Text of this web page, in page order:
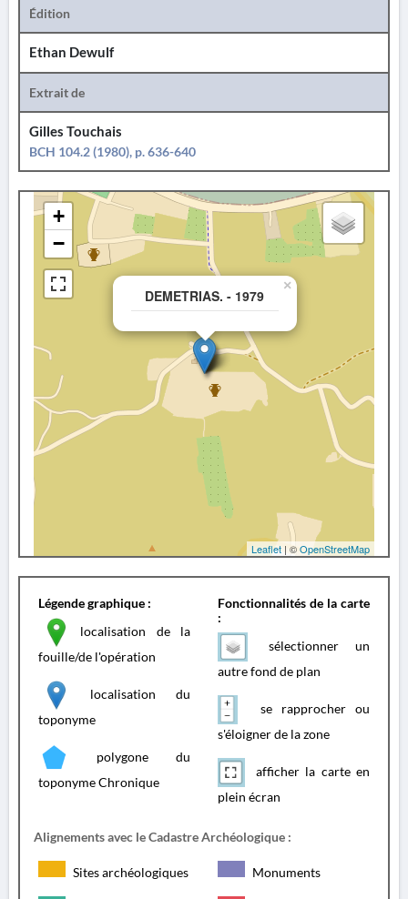
Édition
Ethan Dewulf
Extrait de
Gilles Touchais
BCH 104.2 (1980), p. 636-640
DEMETRIAS. - 1979
×
+
−
Leaflet | ©OpenStreetMap
Légende graphique :
localisation de la
fouille/de l'opération
localisation du
toponyme
polygone du
toponyme Chronique
Fonctionnalités de la carte
:
sélectionner un
autre fond de plan
se rapprocher ou
s'éloigner de la zone
afficher la carte en
plein écran
Alignements avec le Cadastre Archéologique :
Sites archéologiques Monuments